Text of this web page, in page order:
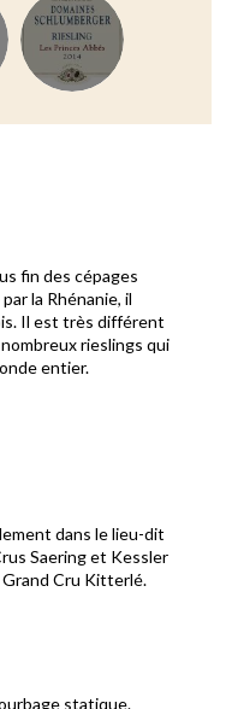
fin des cépages
la Rhénanie, il
Il est très différent
rieslings qui
entier.
dans le lieu-dit
Saering et Kessler
Grand Cru Kitterlé.
statique.